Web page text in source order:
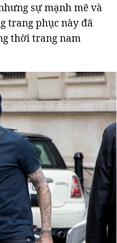
sự mạnh mẽ và
trang phục này đã
thời trang nam